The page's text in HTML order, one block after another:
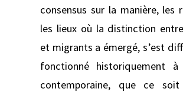
consensus sur la manière, les
les lieux où la distinction
et migrants a émergé, s’est
fonctionné historiquement à
contemporaine, que ce soit